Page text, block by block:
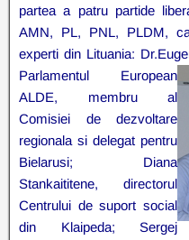
partea a patru partide
AMN, PL, PNL, PLDM,
experti din Lituania:
Parlamentul European
ALDE, membru al
Comisiei de dezvoltare
regionala si delegat pentru
Bielarusi; Diana
Stankaititene, directorul
Centrului de suport social
din Klaipeda; Sergej